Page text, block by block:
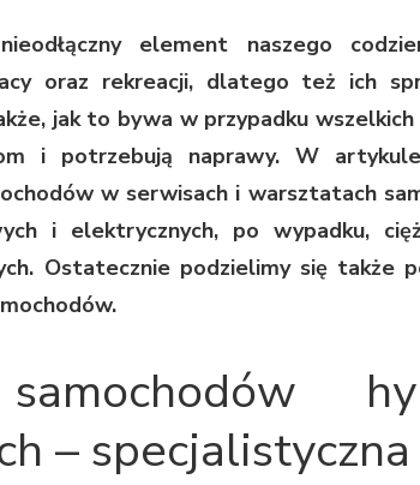
element naszego
oraz rekreacji, dlatego też ich
jak to bywa w przypadku wszelkich
i potrzebują naprawy. W
w serwisach i warsztatach
i elektrycznych, po wypadku,
Ostatecznie podzielimy się także
–